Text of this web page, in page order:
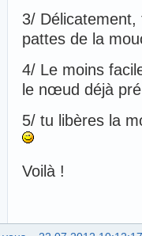
3/
pattes de la
4/ Le moins
le nœud déjà
5/ tu libères la
Voilà !